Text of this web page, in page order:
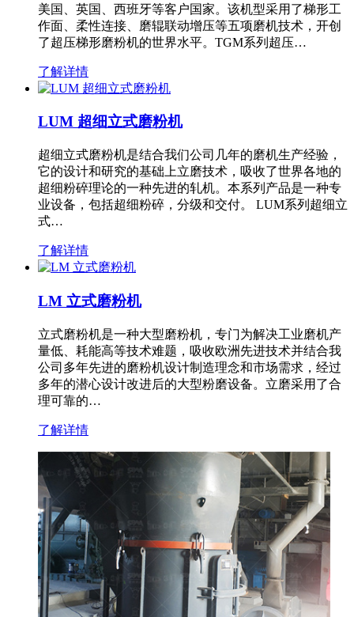
美国、英国、西班牙等客户国家。该机型采用了梯形工
作面、柔性连接、磨辊联动增压等五项磨机技术，开创
了超压梯形磨粉机的世界水平。TGM系列超压…
了解详情
LUM 超细立式磨粉机
超细立式磨粉机是结合我们公司几年的磨机生产经验，
它的设计和研究的基础上立磨技术，吸收了世界各地的
超细粉碎理论的一种先进的轧机。本系列产品是一种专
业设备，包括超细粉碎，分级和交付。 LUM系列超细立
式…
了解详情
LM 立式磨粉机
立式磨粉机是一种大型磨粉机，专门为解决工业磨机产
量低、耗能高等技术难题，吸收欧洲先进技术并结合我
公司多年先进的磨粉机设计制造理念和市场需求，经过
多年的潜心设计改进后的大型粉磨设备。立磨采用了合
理可靠的…
了解详情